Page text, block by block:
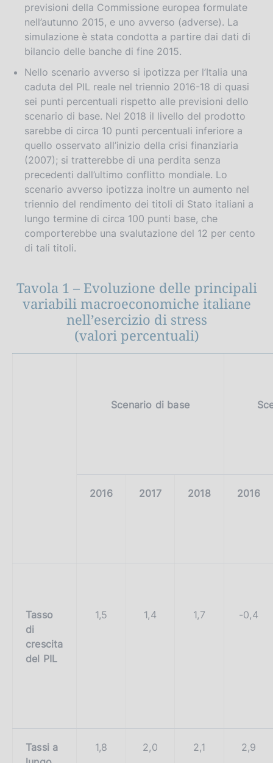
previsioni della Commissione europea formulate
nell’autunno 2015, e uno avverso (adverse). La
simulazione è stata condotta a partire dai dati di
bilancio delle banche di fine 2015.
Nello scenario avverso si ipotizza per l’Italia una
caduta del PIL reale nel triennio 2016-18 di quasi
sei punti percentuali rispetto alle previsioni dello
scenario di base. Nel 2018 il livello del prodotto
sarebbe di circa 10 punti percentuali inferiore a
quello osservato all’inizio della crisi finanziaria
(2007); si tratterebbe di una perdita senza
precedenti dall’ultimo conflitto mondiale. Lo
scenario avverso ipotizza inoltre un aumento nel
triennio del rendimento dei titoli di Stato italiani a
lungo termine di circa 100 punti base, che
comporterebbe una svalutazione del 12 per cento
di tali titoli.
Tavola 1 – Evoluzione delle principali
variabili macroeconomiche italiane
nell’esercizio di stress
(valori percentuali)
Scenario di base
2016 2017 2018 2016
Tasso
di
crescita
del PIL
1,5 1,4 1,7 -0,4
Tassi a
1,8 2,0 2,1 2,9